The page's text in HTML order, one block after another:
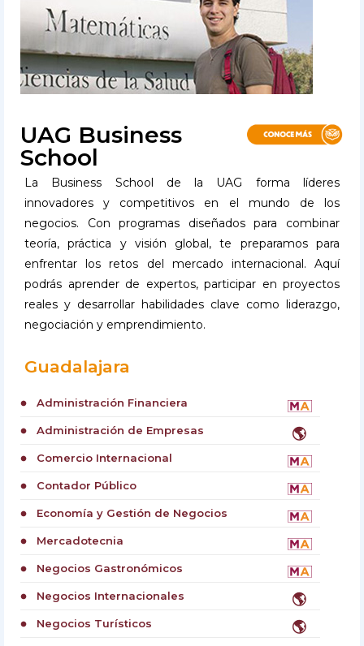
UAG Business
School
La Business School de la UAG forma líderes
innovadores y competitivos en el mundo de los
negocios. Con programas diseñados para combinar
teoría, práctica y visión global, te preparamos para
enfrentar los retos del mercado internacional. Aquí
podrás aprender de expertos, participar en proyectos
reales y desarrollar habilidades clave como liderazgo,
negociación y emprendimiento.
Guadalajara
circle Administración Financiera
circle 🌎
Administración de Empresas
circle Comercio Internacional
circle Contador Público
circle Economía y Gestión de Negocios
circle Mercadotecnia
circle Negocios Gastronómicos
circle 🌎
Negocios Internacionales
circle 🌎
Negocios Turísticos